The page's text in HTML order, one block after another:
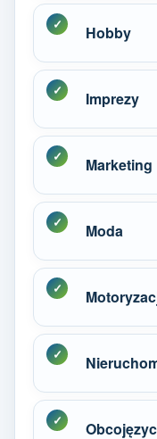
Hobby
Imprezy
Marketing
Moda